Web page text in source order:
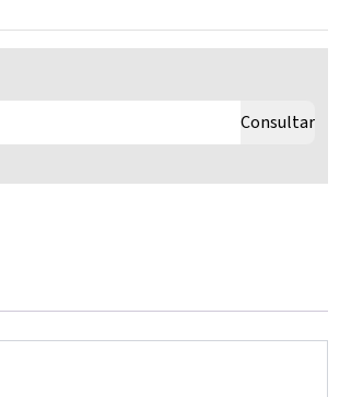
Consultar